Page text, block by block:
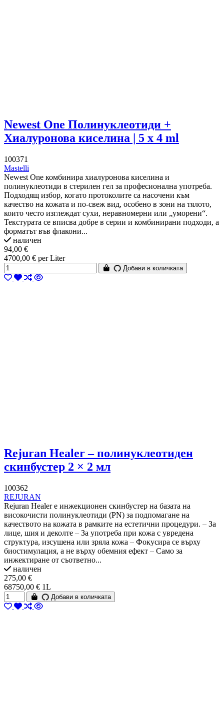
Newest One Полинуклеотиди +
Хиалуронова киселина | 5 x 4 ml
100371
Mastelli
Newest One комбинира хиалуронова киселина и
полинуклеотиди в стерилен гел за професионална употреба.
Подходящ избор, когато протоколите са насочени към
качество на кожата и по-свеж вид, особено в зони на тялото,
които често изглеждат сухи, неравномерни или „уморени“.
Текстурата се вписва добре в серии и комбинирани подходи, а
форматът във флакони...
наличен
94,00 €
4700,00 € per Liter
Добави в количката
Rejuran Healer – полинуклеотиден
скинбустер 2 × 2 мл
100362
REJURAN
Rejuran Healer е инжекционен скинбустер на базата на
високочисти полинуклеотиди (PN) за подпомагане на
качеството на кожата в рамките на естетични процедури. – За
лице, шия и деколте – За употреба при кожа с увредена
структура, изсушена или зряла кожа – Фокусира се върху
биостимулация, а не върху обемния ефект – Само за
инжектиране от съответно...
наличен
275,00 €
68750,00 € 1L
Добави в количката